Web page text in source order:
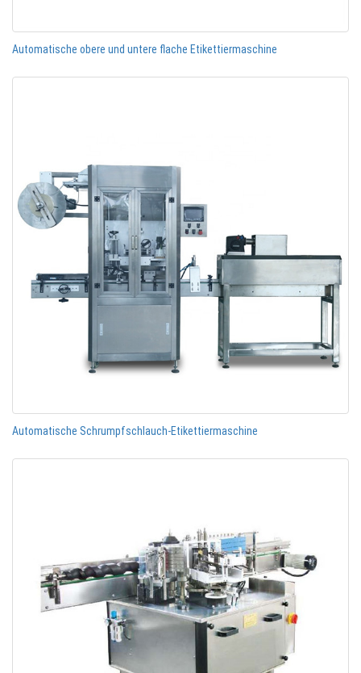
Automatische obere und untere flache Etikettiermaschine
Automatische Schrumpfschlauch-Etikettiermaschine